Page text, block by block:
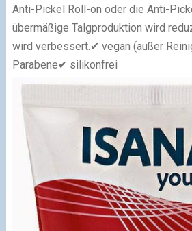
Anti-Pickel Roll-on oder die Anti-
übermäßige Talgproduktion wird
wird verbessert.✔ vegan (außer
Parabene✔ silikonfrei